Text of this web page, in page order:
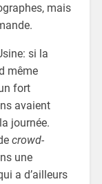
mais
si la
même
fort
avaient
journée.
crowd-
une
a d’ailleurs